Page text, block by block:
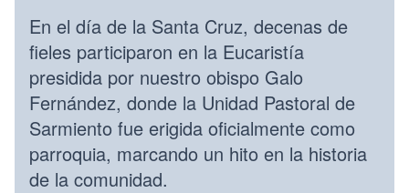
En el día de la Santa Cruz, decenas de
fieles participaron en la Eucaristía
presidida por nuestro obispo Galo
Fernández, donde la Unidad Pastoral de
Sarmiento fue erigida oficialmente como
parroquia, marcando un hito en la historia
de la comunidad.